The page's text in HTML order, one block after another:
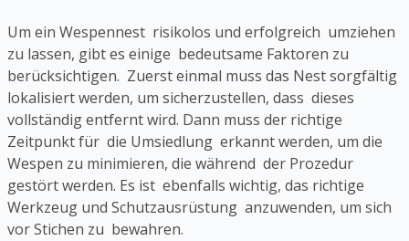
Um ein Wespennest risikolos und erfolgreich umziehen
zu lassen, gibt es einige bedeutsame Faktoren zu
berücksichtigen. Zuerst einmal muss das Nest sorgfältig
lokalisiert werden, um sicherzustellen, dass dieses
vollständig entfernt wird. Dann muss der richtige
Zeitpunkt für die Umsiedlung erkannt werden, um die
Wespen zu minimieren, die während der Prozedur
gestört werden. Es ist ebenfalls wichtig, das richtige
Werkzeug und Schutzausrüstung anzuwenden, um sich
vor Stichen zu bewahren.